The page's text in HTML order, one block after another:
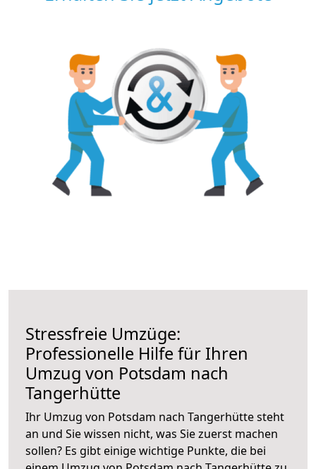
Stressfreie Umzüge:
Professionelle Hilfe für Ihren
Umzug von Potsdam nach
Tangerhütte
Ihr Umzug von Potsdam nach Tangerhütte steht
an und Sie wissen nicht, was Sie zuerst machen
sollen? Es gibt einige wichtige Punkte, die bei